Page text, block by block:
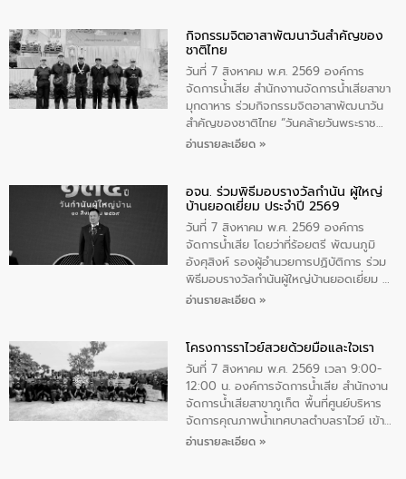
กิจกรรมจิตอาสาพัฒนาวันสําคัญของ
ชาติไทย
วันที่ 7 สิงหาคม พ.ศ. 2569 องค์การ
จัดการน้ำเสีย สำนักงาานจัดการน้ำเสียสาขา
มุกดาหาร ร่วมกิจกรรมจิตอาสาพัฒนาวัน
สําคัญของชาติไทย “วันคล้ายวันพระราช
สมภพ สมเด็จพระนางเจ้าสิริกิติ์พระบรม
ทิพย์คำ รองผู้ว่าราชการจังหวัดมุกดาหาร
เป็นประธานในพิธี ณ เรือนจําชั่วคราวนาโสก
ตําบลนาโสก อําเภอเมืองมุกดาหาร จังหวัด
มุกดาหาร โดยในกิจกรรมได้ร่วมปลูกป่า และ
ทําความสะอาดภายในบริเวณ จัดกิจกรรม
เพื่อถวายเป็นพระราชกุศล สมเด็จพระนาง
เจ้าสิริกิติ์พระบรมราชินีนาถ พระบรมราช
อ่านรายละเอียด »
อจน. ร่วมพิธีมอบรางวัลกำนัน ผู้ใหญ่
บ้านยอดเยี่ยม ประจำปี 2569
วันที่ 7 สิงหาคม พ.ศ. 2569 องค์การ
จัดการน้ำเสีย โดยว่าที่ร้อยตรี พัฒนภูมิ
อังศุสิงห์ รองผู้อำนวยการปฏิบัติการ ร่วม
พิธีมอบรางวัลกำนันผู้ใหญ่บ้านยอดเยี่ยม ณ
ทำเนียบรัฐบาล โดยมีนายอนุทิน ชาญวีรกูล
ทองคำและประกาศเกียรติคุณให้แก่ กำนัน
ผู้ใหญ่บ้านยอดเยี่ยม พร้อมกล่าวชื่นชม ให้
โอวาท และมอบนโยบาย
อ่านรายละเอียด »
โครงการราไวย์สวยด้วยมือและใจเรา
วันที่ 7 สิงหาคม พ.ศ. 2569 เวลา 9:00-
12:00 น. องค์การจัดการน้ำเสีย สำนักงาน
จัดการน้ำเสียสาขาภูเก็ต พื้นที่ศูนย์บริหาร
จัดการคุณภาพน้ำเทศบาลตำบลราไวย์ เข้า
ร่วมโครงการราไวย์สวยด้วยมือและใจเรา
อ่านรายละเอียด »